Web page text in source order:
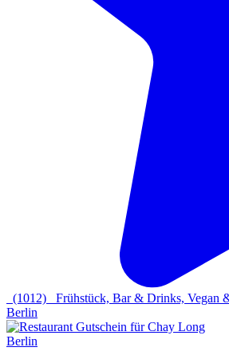
(1012) Frühstück, Bar & Drinks, Vegan
Berlin
Berlin